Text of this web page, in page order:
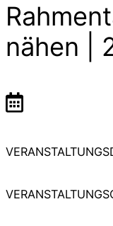
nähen |